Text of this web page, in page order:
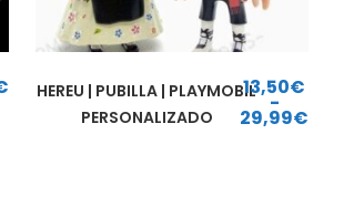
HEREU | PUBILLA | PLAYMOBIL
PERSONALIZADO
13,50€
-
29,99€
Rango de precios: desde 13,50€ hasta 29,99€